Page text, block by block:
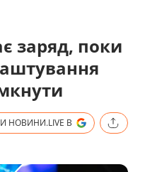
заряд, поки
НОВИНИ.LIVE В